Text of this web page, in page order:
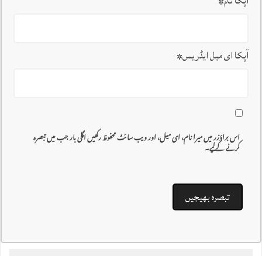
آپکا ای میل ایڈریس*
اس براؤزر میں میرا نام، ای میل، اور ویب سائٹ محفوظ رکھیں اگلی بار جب میں تبصرہ
کرنے کےلیے۔